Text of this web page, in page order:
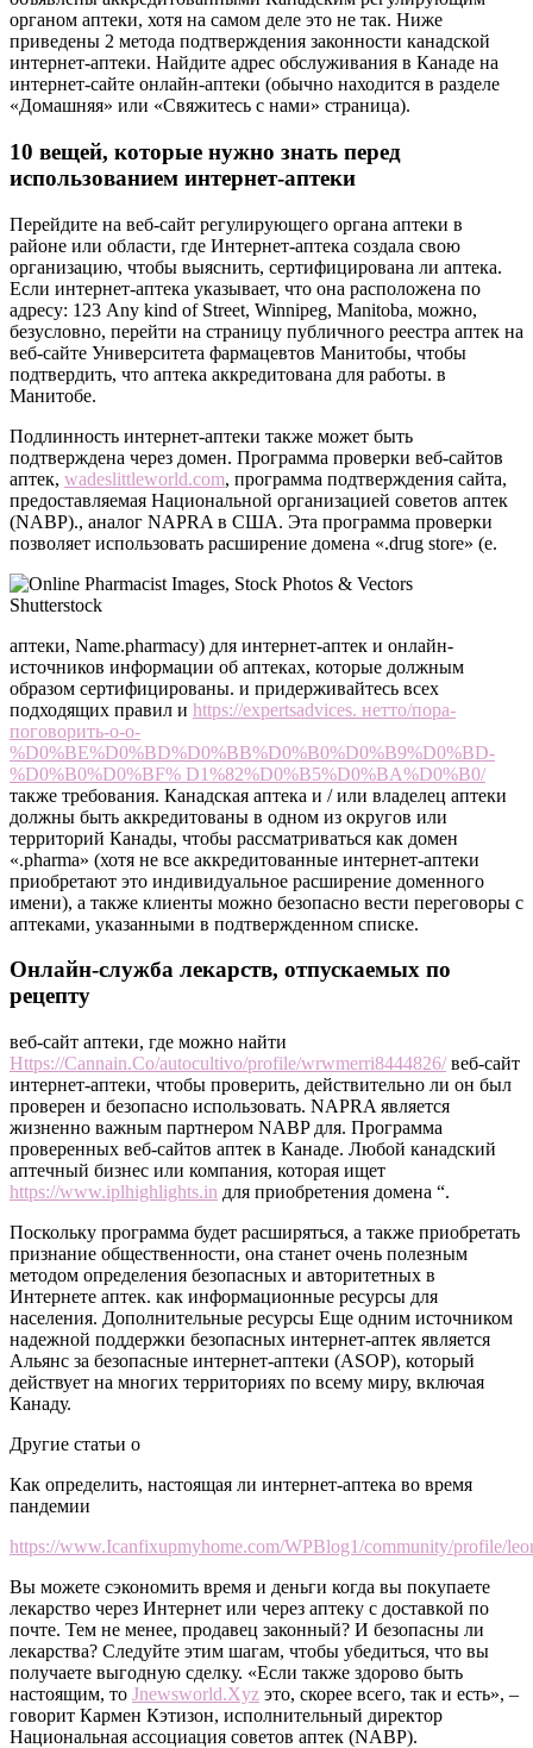
органом аптеки, хотя на самом деле это не так. Ниже
приведены 2 метода подтверждения законности канадской
интернет-аптеки. Найдите адрес обслуживания в Канаде на
интернет-сайте онлайн-аптеки (обычно находится в разделе
«Домашняя» или «Свяжитесь с нами» страница).
10 вещей, которые нужно знать перед
использованием интернет-аптеки
Перейдите на веб-сайт регулирующего органа аптеки в
районе или области, где Интернет-аптека создала свою
организацию, чтобы выяснить, сертифицирована ли аптека.
Если интернет-аптека указывает, что она расположена по
адресу: 123 Any kind of Street, Winnipeg, Manitoba, можно,
безусловно, перейти на страницу публичного реестра аптек на
веб-сайте Университета фармацевтов Манитобы, чтобы
подтвердить, что аптека аккредитована для работы. в
Манитобе.
Подлинность интернет-аптеки также может быть
подтверждена через домен. Программа проверки веб-сайтов
аптек, wadeslittleworld.com, программа подтверждения сайта,
предоставляемая Национальной организацией советов аптек
(NABP)., аналог NAPRA в США. Эта программа проверки
позволяет использовать расширение домена «.drug store» (e.
аптеки, Name.pharmacy) для интернет-аптек и онлайн-
источников информации об аптеках, которые должным
образом сертифицированы. и придерживайтесь всех
подходящих правил и https://expertsadvices. нетто/пора-
поговорить-о-о-
%D0%BE%D0%BD%D0%BB%D0%B0%D0%B9%D0%BD-
%D0%B0%D0%BF% D1%82%D0%B5%D0%BA%D0%B0/
также требования. Канадская аптека и / или владелец аптеки
должны быть аккредитованы в одном из округов или
территорий Канады, чтобы рассматриваться как домен
«.pharma» (хотя не все аккредитованные интернет-аптеки
приобретают это индивидуальное расширение доменного
имени), а также клиенты можно безопасно вести переговоры с
аптеками, указанными в подтвержденном списке.
Онлайн-служба лекарств, отпускаемых по
рецепту
веб-сайт аптеки, где можно найти
Https://Cannain.Co/autocultivo/profile/wrwmerri8444826/веб-сайт
интернет-аптеки, чтобы проверить, действительно ли он был
проверен и безопасно использовать. NAPRA является
жизненно важным партнером NABP для. Программа
проверенных веб-сайтов аптек в Канаде. Любой канадский
аптечный бизнес или компания, которая ищет
https://www.iplhighlights.in для приобретения домена “.
Поскольку программа будет расширяться, а также приобретать
признание общественности, она станет очень полезным
методом определения безопасных и авторитетных в
Интернете аптек. как информационные ресурсы для
населения. Дополнительные ресурсы Еще одним источником
надежной поддержки безопасных интернет-аптек является
Альянс за безопасные интернет-аптеки (ASOP), который
действует на многих территориях по всему миру, включая
Канаду.
Другие статьи о
Как определить, настоящая ли интернет-аптека во время
пандемии
https://www.Icanfixupmyhome.com/WPBlog1/community/profile/
Вы можете сэкономить время и деньги когда вы покупаете
лекарство через Интернет или через аптеку с доставкой по
почте. Тем не менее, продавец законный? И безопасны ли
лекарства? Следуйте этим шагам, чтобы убедиться, что вы
получаете выгодную сделку. «Если также здорово быть
настоящим, то Jnewsworld.Xyz это, скорее всего, так и есть», –
говорит Кармен Кэтизон, исполнительный директор
Национальная ассоциация советов аптек (NABP).